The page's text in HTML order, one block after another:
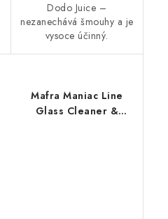
Dodo Juice –
nezanechává šmouhy a je
vysoce účinný.
Mafra Maniac Line
Glass Cleaner &